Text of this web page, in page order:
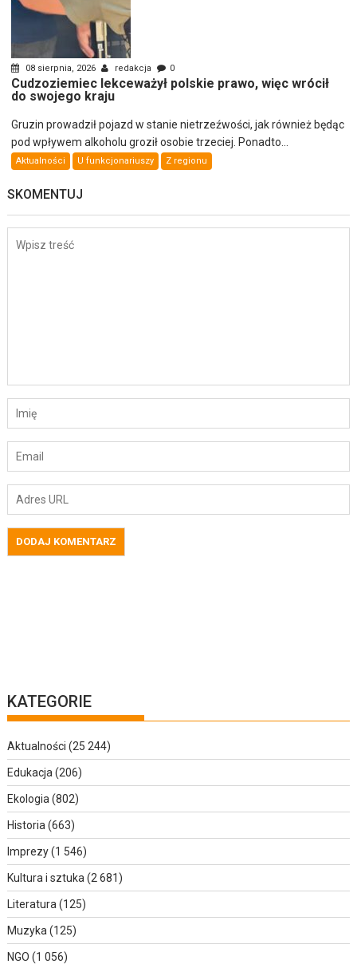
08 sierpnia, 2026 redakcja 0
Cudzoziemiec lekceważył polskie prawo, więc wrócił
do swojego kraju
Gruzin prowadził pojazd w stanie nietrzeźwości, jak również będąc
pod wpływem alkoholu groził osobie trzeciej. Ponadto...
Aktualności U funkcjonariuszy Z regionu
SKOMENTUJ
KATEGORIE
Aktualności (25 244)
Edukacja (206)
Ekologia (802)
Historia (663)
Imprezy(1 546)
Kultura i sztuka (2 681)
Literatura (125)
Muzyka (125)
NGO (1 056)